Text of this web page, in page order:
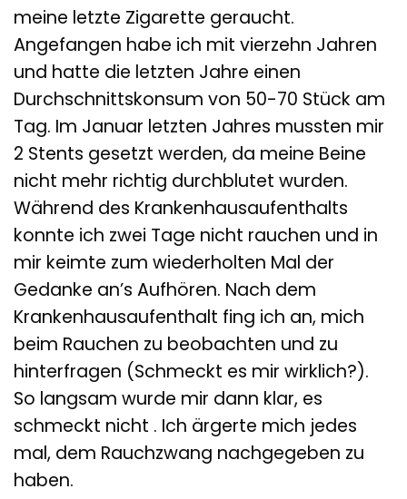
meine letzte Zigarette geraucht.
Angefangen habe ich mit vierzehn Jahren
und hatte die letzten Jahre einen
Durchschnittskonsum von 50-70 Stück am
Tag. Im Januar letzten Jahres mussten mir
2 Stents gesetzt werden, da meine Beine
nicht mehr richtig durchblutet wurden.
Während des Krankenhausaufenthalts
konnte ich zwei Tage nicht rauchen und in
mir keimte zum wiederholten Mal der
Gedanke an’s Aufhören. Nach dem
Krankenhausaufenthalt fing ich an, mich
beim Rauchen zu beobachten und zu
hinterfragen (Schmeckt es mir wirklich?).
So langsam wurde mir dann klar, es
schmeckt nicht . Ich ärgerte mich jedes
mal, dem Rauchzwang nachgegeben zu
haben.